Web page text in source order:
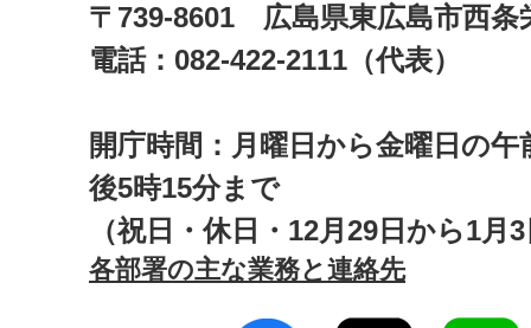
〒739-8601 広島県東広島市西
電話：082-422-2111（代表）
開庁時間：月曜日から金曜日の午
後5時15分まで
（祝日・休日・12月29日から1月
各部署の主な業務と連絡先